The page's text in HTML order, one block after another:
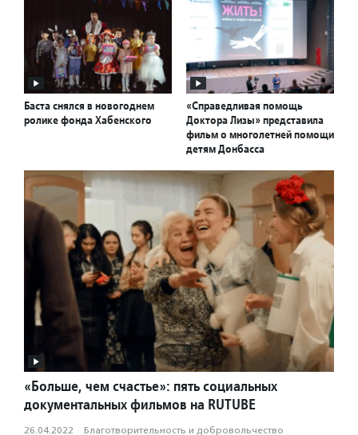
Баста снялся в новогоднем
ролике фонда Хабенского
«Справедливая помощь
Доктора Лизы» представила
фильм о многолетней помощи
детям Донбасса
«Больше, чем счастье»: пять социальных
документальных фильмов на RUTUBE
26.04.2022 · Благотвори­тель­ность и доброволь­чест­во